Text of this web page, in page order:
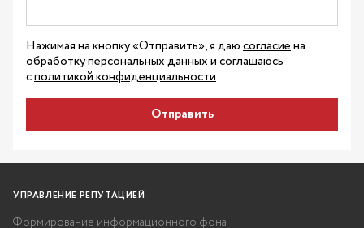
Нажимая на кнопку «Отправить», я даюсогласиена
обработку персональных данных и соглашаюсь
сполитикой конфиденциальности
Отправить
УПРАВЛЕНИЕ РЕПУТАЦИЕЙ
Формирование информационного фона